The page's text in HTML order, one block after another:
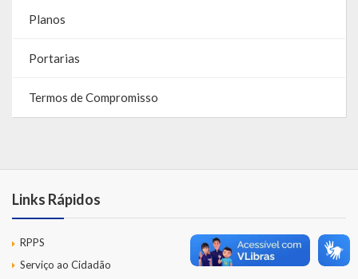
DECRETOS
Regulamentos
Editais
Planos
Portarias
Termos de Compromisso
Links Rápidos
RPPS
Serviço ao Cidadão